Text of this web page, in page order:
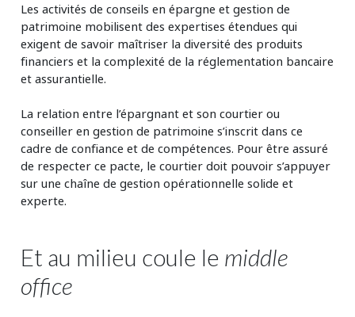
Les activités de conseils en épargne et gestion de
patrimoine mobilisent des expertises étendues qui
exigent de savoir maîtriser la diversité des produits
financiers et la complexité de la réglementation bancaire
et assurantielle.
La relation entre l’épargnant et son courtier ou
conseiller en gestion de patrimoine s’inscrit dans ce
cadre de confiance et de compétences. Pour être assuré
de respecter ce pacte, le courtier doit pouvoir s’appuyer
sur une chaîne de gestion opérationnelle solide et
experte.
Et au milieu coule le middle
office